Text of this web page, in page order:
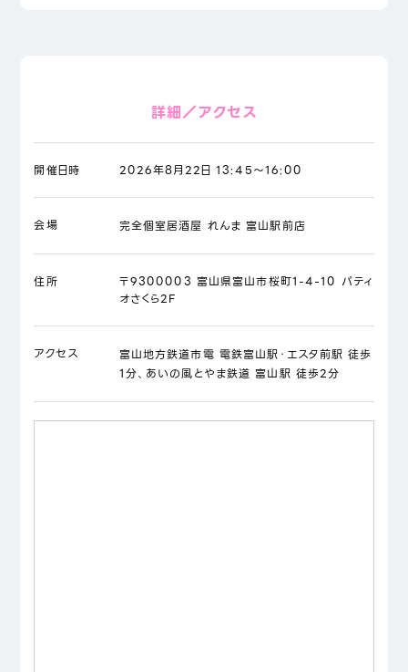
詳細／アクセス
開催日時 2026年8月22日 13:45～16:00
会場 完全個室居酒屋 れんま 富山駅前店
住所
〒9300003 富山県富山市桜町1-4-10 パティ
オさくら2F
アクセス
富山地方鉄道市電 電鉄富山駅・エスタ前駅 徒歩
1分、あいの風とやま鉄道 富山駅 徒歩2分